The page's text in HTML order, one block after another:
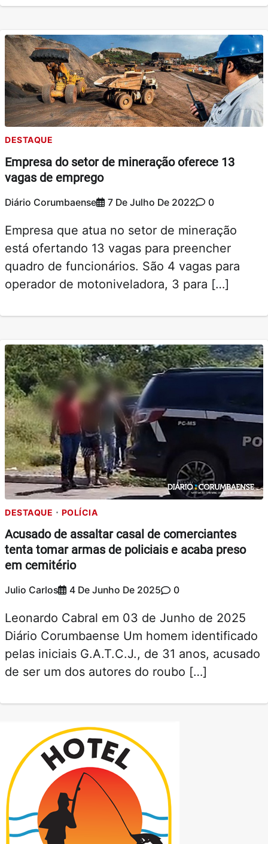
DESTAQUE
Empresa do setor de mineração oferece 13
vagas de emprego
Diário Corumbaense 7 De Julho De 2022 0
Empresa que atua no setor de mineração
está ofertando 13 vagas para preencher
quadro de funcionários. São 4 vagas para
operador de motoniveladora, 3 para […]
DESTAQUE POLÍCIA
Acusado de assaltar casal de comerciantes
tenta tomar armas de policiais e acaba preso
em cemitério
Julio Carlos 4 De Junho De 2025 0
Leonardo Cabral em 03 de Junho de 2025
Diário Corumbaense Um homem identificado
pelas iniciais G.A.T.C.J., de 31 anos, acusado
de ser um dos autores do roubo […]